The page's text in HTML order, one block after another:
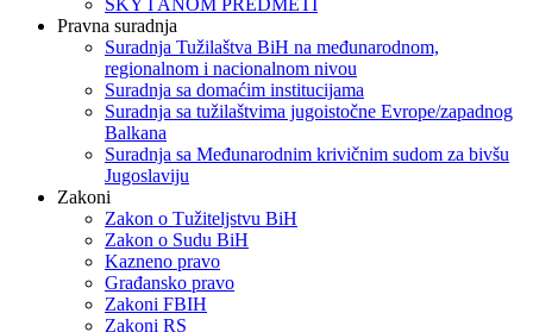
SKY I ANOM PREDMETI
Pravna suradnja
Suradnja Tužilaštva BiH na međunarodnom,
regionalnom i nacionalnom nivou
Suradnja sa domaćim institucijama
Suradnja sa tužilaštvima jugoistočne Evrope/zapadnog
Balkana
Suradnja sa Međunarodnim krivičnim sudom za bivšu
Jugoslaviju
Zakoni
Zakon o Тužiteljstvu BiH
Zakon o Sudu BiH
Kazneno pravo
Građansko pravo
Zakoni FBIH
Zakoni RS